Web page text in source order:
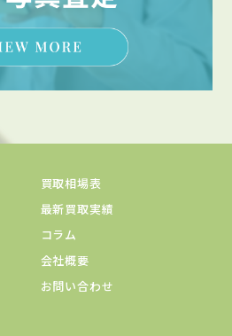
買取相場表
最新買取実績
コラム
会社概要
お問い合わせ